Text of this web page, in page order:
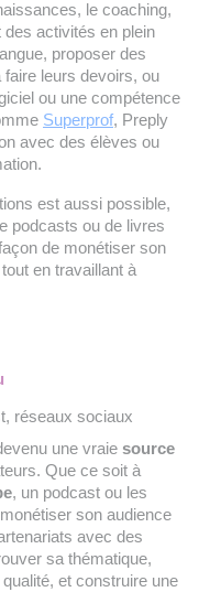
le coaching,
des activités en plein
proposer des
leurs devoirs, ou
ou une compétence
Superprof, Preply
avec des élèves ou
est aussi possible,
podcasts ou de livres
de monétiser son
en travaillant à
réseaux sociaux
une vraie source
Que ce soit à
, un podcast ou les
son audience
avec des
sa thématique,
et construire une